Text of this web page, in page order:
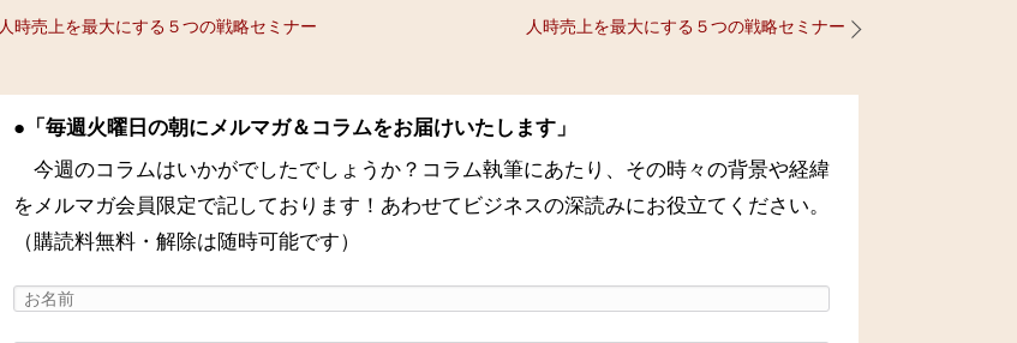
人時売上を最大にする５つの戦略セミナー 人時売上を最大にする５つの戦略セミナー
●「毎週火曜日の朝にメルマガ＆コラムをお届けいたします」
今週のコラムはいかがでしたでしょうか？コラム執筆にあたり、その時々の背景や経緯
をメルマガ会員限定で記しております！あわせてビジネスの深読みにお役立てください。
（購読料無料・解除は随時可能です）